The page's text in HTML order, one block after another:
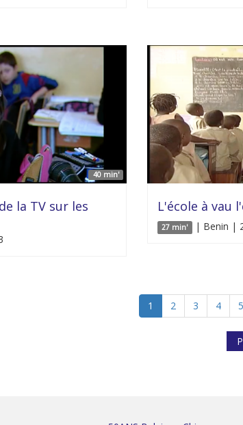
40 min'
la TV sur les L'école à vau
27 min' | Benin |
1 2 3 4 5